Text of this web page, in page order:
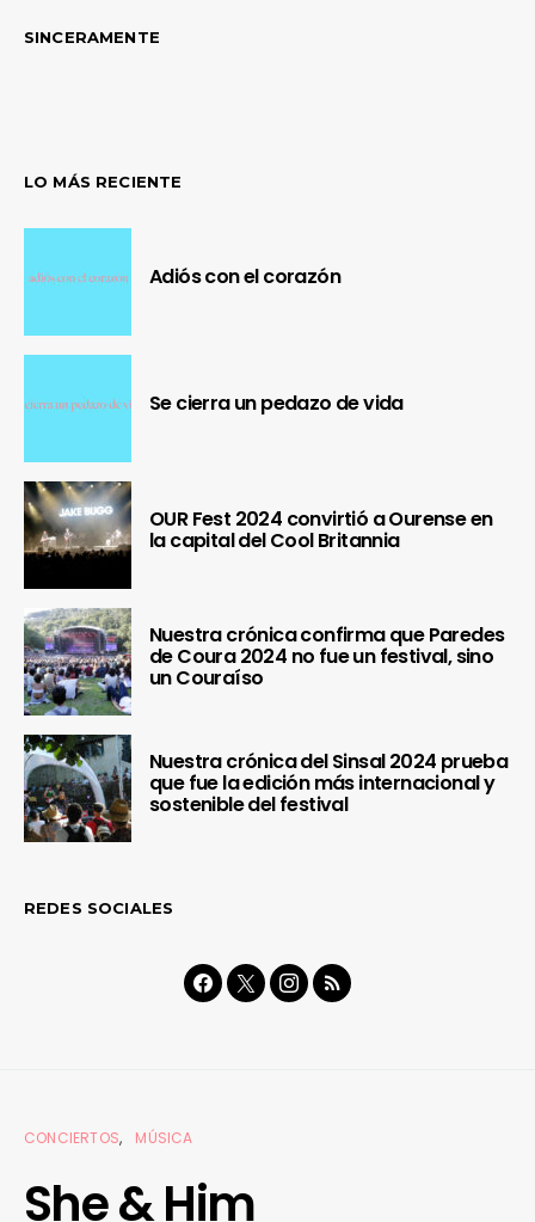
SINCERAMENTE
LO MÁS RECIENTE
Adiós con el corazón
Se cierra un pedazo de vida
OUR Fest 2024 convirtió a Ourense en
la capital del Cool Britannia
Nuestra crónica confirma que Paredes
de Coura 2024 no fue un festival, sino
un Couraíso
Nuestra crónica del Sinsal 2024 prueba
que fue la edición más internacional y
sostenible del festival
REDES SOCIALES
CONCIERTOS MÚSICA
She & Him